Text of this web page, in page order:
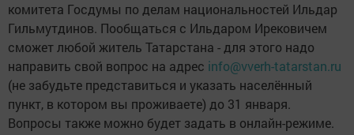
комитета Госдумы по делам национальностей Ильдар
Гильмутдинов. Пообщаться с Ильдаром Ирековичем
сможет любой житель Татарстана - для этого надо
направить свой вопрос на адрес info@vverh-tatarstan.ru
(не забудьте представиться и указать населённый
пункт, в котором вы проживаете) до 31 января.
Вопросы также можно будет задать в онлайн-режиме.